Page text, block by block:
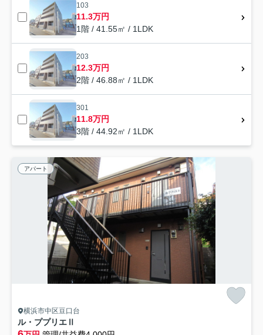
103
11.3万円
1階 / 41.55㎡ / 1LDK
203
12.3万円
2階 / 46.88㎡ / 1LDK
301
11.8万円
3階 / 44.92㎡ / 1LDK
アパート
横浜市中区豆口台
ル・ププリエⅡ